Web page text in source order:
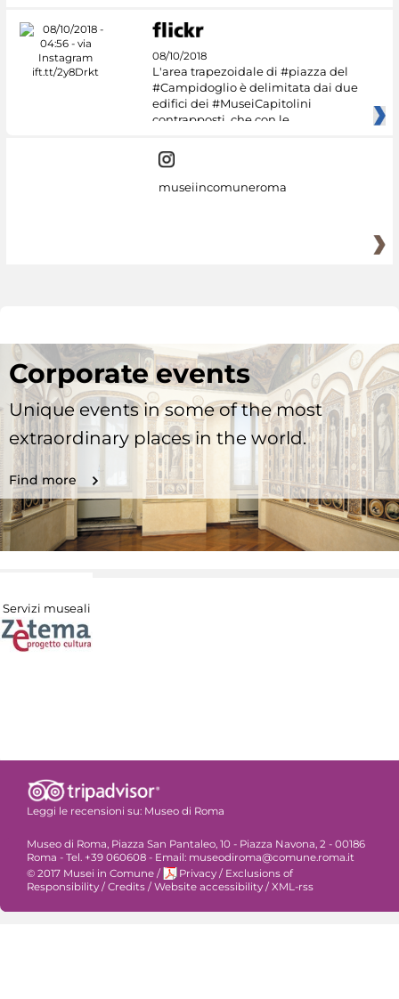
08/10/2018
L'area trapezoidale di #piazza del
#Campidoglio è delimitata dai due
edifici dei #MuseiCapitolini
contrapposti, che con le
museiincomuneroma
Corporate events
Unique events in some of the most
extraordinary places in the world.
Find more
Servizi museali
Leggi le recensioni su: Museo di Roma
Museo di Roma, Piazza San Pantaleo, 10 - Piazza Navona, 2 - 00186
Roma - Tel. +39 060608 - Email: museodiroma@comune.roma.it
© 2017 Musei in Comune / Privacy / Exclusions of
Responsibility / Credits / Website accessibility / XML-rss